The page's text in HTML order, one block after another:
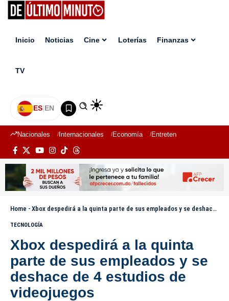
Inicio Noticias Cine Loterías Finanzas
TV
ES|EN
Nacionales Internacionales Economía Entretenimiento
Home - Xbox despedirá a la quinta parte de sus empleados y se deshace de 4 estudios de videojuegos
TECNOLOGÍA
Xbox despedirá a la quinta
parte de sus empleados y se
deshace de 4 estudios de
videojuegos